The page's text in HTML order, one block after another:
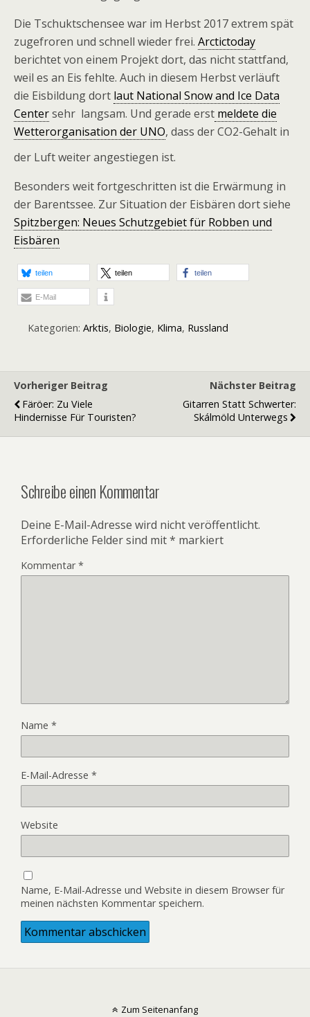
Die Tschuktschensee war im Herbst 2017 extrem spät
zugefroren und schnell wieder frei. Arctictoday
berichtet von einem Projekt dort, das nicht stattfand,
weil es an Eis fehlte. Auch in diesem Herbst verläuft
die Eisbildung dort laut National Snow and Ice Data
Centersehr langsam. Und gerade erst meldete die
Wetterorganisation der UNO, dass der CO2-Gehalt in
der Luft weiter angestiegen ist.
Besonders weit fortgeschritten ist die Erwärmung in
der Barentssee. Zur Situation der Eisbären dort siehe
Spitzbergen: Neues Schutzgebiet für Robben und
Eisbären
teilen teilen teilen
E-Mail
Kategorien: Arktis, Biologie, Klima, Russland
Vorheriger Beitrag
Färöer: Zu Viele
Hindernisse Für Touristen?
Nächster Beitrag
Gitarren Statt Schwerter:
Skálmöld Unterwegs
Schreibe einen Kommentar
Deine E-Mail-Adresse wird nicht veröffentlicht.
Erforderliche Felder sind mit* markiert
Kommentar*
Name *
E-Mail-Adresse *
Website
Name, E-Mail-Adresse und Website in diesem Browser für
meinen nächsten Kommentar speichern.
Zum Seitenanfang